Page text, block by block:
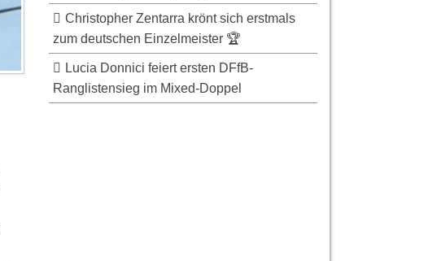
Christopher Zentarra krönt sich erstmals
zum deutschen Einzelmeister 🏆
Lucia Donnici feiert ersten DFfB-
Ranglistensieg im Mixed-Doppel